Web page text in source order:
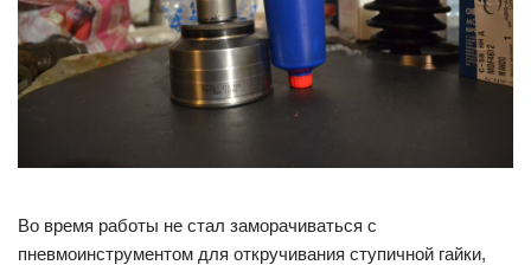
Во время работы не стал заморачиваться с
пневмоинструментом для откручивания ступичной гайки,